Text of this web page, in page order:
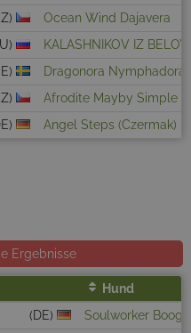
Ocean Wind Dajavera
KALASHNIKOV IZ BELOY
Dragonora Nymphadora
Afrodite Mayby Simple
Angel Steps (Czermak)
Ergebnisse
Hund
(DE)
Soulworker